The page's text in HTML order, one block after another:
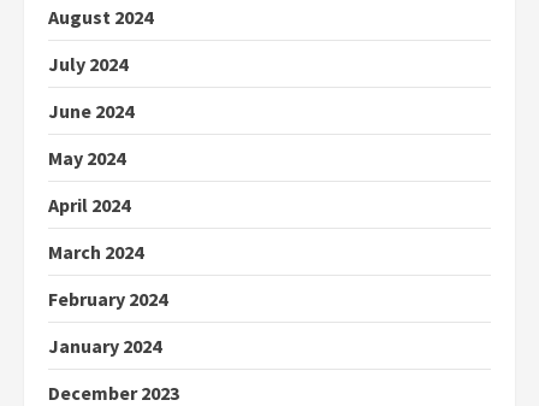
August 2024
July 2024
June 2024
May 2024
April 2024
March 2024
February 2024
January 2024
December 2023